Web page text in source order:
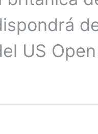
US Open